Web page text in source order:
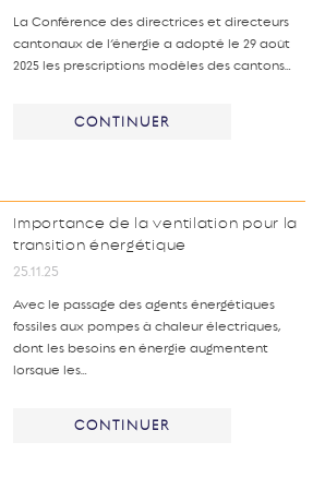
La Conférence des directrices et directeurs
cantonaux de l’énergie a adopté le 29 août
2025 les prescriptions modèles des cantons…
CONTINUER
Importance de la ventilation pour la
transition énergétique
25.11.25
Avec le passage des agents énergétiques
fossiles aux pompes à chaleur électriques,
dont les besoins en énergie augmentent
lorsque les…
CONTINUER